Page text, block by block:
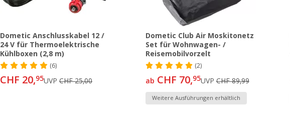
Dometic Anschlusskabel 12 /
24 V für Thermoelektrische
Kühlboxen (2,8 m)
(6)
CHF 20,95UVPCHF 25,00
Dometic Club Air Moskitonetz
Set für Wohnwagen- /
Reisemobilvorzelt
(2)
ab CHF 70,95UVPCHF 89,99
Weitere Ausführungen erhältlich